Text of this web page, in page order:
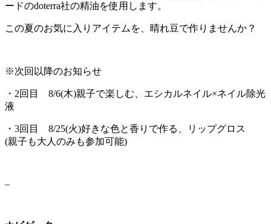
ードのdoterra社の精油を使用します。
この夏のお気に入りアイテムを、晴れ豆で作りませんか？
※次回以降のお知らせ
・2回目 8/6(木)親子で楽しむ、エシカルネイル×ネイル除光
液
・3回目 8/25(火)好きな色と香りで作る、リップグロス
(親子も大人のみも参加可能)
–